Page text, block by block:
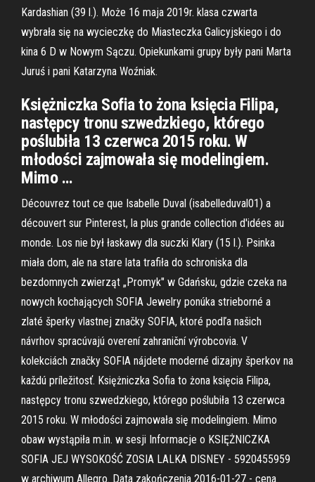
Kardashian (39 l.). Może 16 maja 2019r. klasa czwarta
wybrała się na wycieczkę do Miasteczka Galicyjskiego i do
kina 6 D w Nowym Sączu. Opiekunkami grupy były pani Marta
Juruś i pani Katarzyna Woźniak.
Księżniczka Sofia to żona księcia Filipa,
następcy tronu szwedzkiego, którego
poślubiła 13 czerwca 2015 roku. W
młodości zajmowała się modelingiem.
Mimo …
Découvrez tout ce que Isabelle Duval (isabelleduval01) a
découvert sur Pinterest, la plus grande collection d'idées au
monde. Los nie był łaskawy dla suczki Klary (15 l.). Psinka
miała dom, ale na stare lata trafiła do schroniska dla
bezdomnych zwierząt „Promyk" w Gdańsku, gdzie czeka na
nowych kochających SOFIA Jewelry ponúka strieborné a
zlaté šperky vlastnej značky SOFIA, ktoré podľa našich
návrhov spracúvajú overení zahraniční výrobcovia. V
kolekciách značky SOFIA nájdete moderné dizajny šperkov na
každú príležitosť. Księżniczka Sofia to żona księcia Filipa,
następcy tronu szwedzkiego, którego poślubiła 13 czerwca
2015 roku. W młodości zajmowała się modelingiem. Mimo
obaw wystąpiła m.in. w sesji Informacje o KSIĘŻNICZKA
SOFIA JEJ WYSOKOŚĆ ZOSIA LALKA DISNEY - 5920455959
w archiwum Allegro. Data zakończenia 2016-01-27 - cena